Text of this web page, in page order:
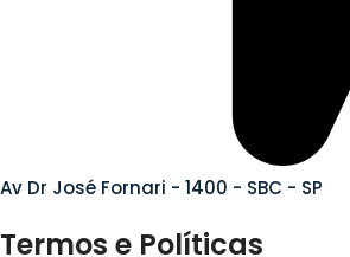
Av Dr José Fornari - 1400 - SBC - SP
Termos e Políticas